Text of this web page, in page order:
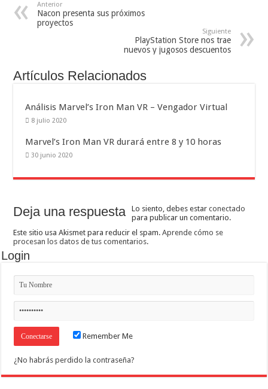
Anterior
Nacon presenta sus próximos
proyectos
Siguiente
PlayStation Store nos trae
nuevos y jugosos descuentos
Artículos Relacionados
Análisis Marvel’s Iron Man VR – Vengador Virtual
8 julio 2020
Marvel’s Iron Man VR durará entre 8 y 10 horas
30 junio 2020
Deja una respuesta Lo siento, debes estarconectado
para publicar un comentario.
Este sitio usa Akismet para reducir el spam.Aprende cómo se
procesan los datos de tus comentarios.
Login
Remember Me
¿No habrás perdido la contraseña?